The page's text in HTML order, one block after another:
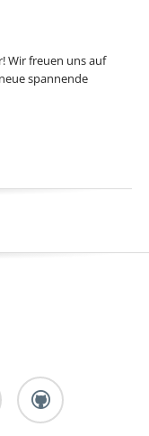
Wir freuen uns auf
spannende